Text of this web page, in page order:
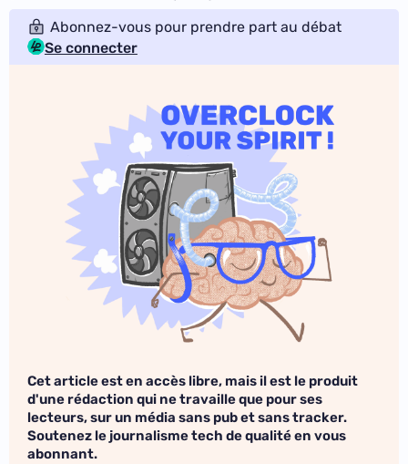
Abonnez-vous pour prendre part au débat
Se connecter
Cet article est en accès libre, mais il est le produit
d'une rédaction qui ne travaille que pour ses
lecteurs, sur un média sans pub et sans tracker.
Soutenez le journalisme tech de qualité en vous
abonnant.